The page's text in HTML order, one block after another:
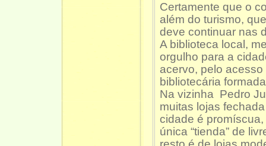
Certamente que o
além do turismo,
deve continuar nas
A biblioteca local,
orgulho para a
acervo, pelo
bibliotecária
Na vizinha Pedro
muitas lojas
cidade é
única “tienda” de